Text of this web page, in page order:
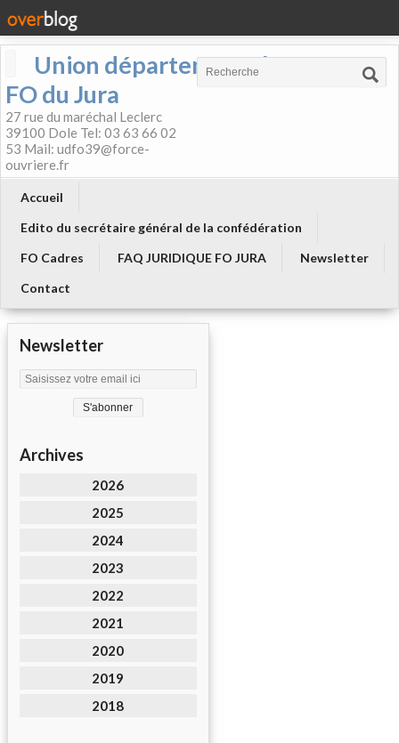
Union départementale
FO du Jura
27 rue du maréchal Leclerc
39100 Dole Tel: 03 63 66 02
53 Mail: udfo39@force-
ouvriere.fr
Accueil
Edito du secrétaire général de la confédération
FO Cadres
FAQ JURIDIQUE FO JURA
Newsletter
Contact
Newsletter
Archives
2026
2025
2024
2023
2022
2021
2020
2019
2018